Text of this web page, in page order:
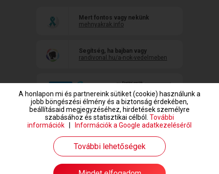
Mert fontos vagy nekünk
mehnyakrak.info
Segítség, ha bajban vagy
randivonal.hu/a-nok-vedelmeben
www.randivonal.hu © Copyright 1999-2026 Dating Central Europe Zrt.
A honlapon mi és partnereink sütiket (cookie) használunk a
jobb böngészési élmény és a biztonság érdekében,
beállításaid megjegyzéséhez, hirdetések személyre
szabásához és statisztikai célból. További
információk
Információk a Google adatkezeléséről
További lehetőségek